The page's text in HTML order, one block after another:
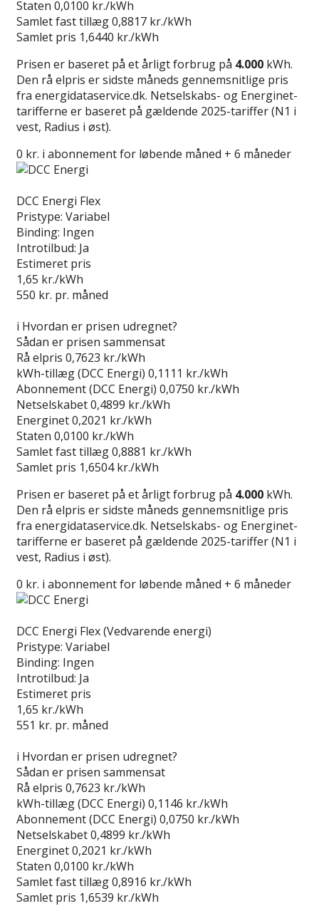
Staten 0,0100 kr./kWh
Samlet fast tillæg0,8817 kr./kWh
Samlet pris 1,6440 kr./kWh
Prisen er baseret på et årligt forbrug på 4.000 kWh.
Den rå elpris er sidste måneds gennemsnitlige pris
fra energidataservice.dk. Netselskabs- og Energinet-
tarifferne er baseret på gældende 2025-tariffer (N1 i
vest, Radius i øst).
0 kr. i abonnement for løbende måned + 6 måneder
DCC Energi Flex
Pristype: Variabel
Binding: Ingen
Introtilbud: Ja
Estimeret pris
1,65 kr./kWh
550 kr. pr. måned
i Hvordan er prisen udregnet?
Sådan er prisen sammensat
Rå elpris 0,7623 kr./kWh
kWh-tillæg (DCC Energi) 0,1111 kr./kWh
Abonnement (DCC Energi) 0,0750 kr./kWh
Netselskabet0,4899 kr./kWh
Energinet0,2021 kr./kWh
Staten 0,0100 kr./kWh
Samlet fast tillæg0,8881 kr./kWh
Samlet pris 1,6504 kr./kWh
Prisen er baseret på et årligt forbrug på 4.000 kWh.
Den rå elpris er sidste måneds gennemsnitlige pris
fra energidataservice.dk. Netselskabs- og Energinet-
tarifferne er baseret på gældende 2025-tariffer (N1 i
vest, Radius i øst).
0 kr. i abonnement for løbende måned + 6 måneder
DCC Energi Flex (Vedvarende energi)
Pristype: Variabel
Binding: Ingen
Introtilbud: Ja
Estimeret pris
1,65 kr./kWh
551 kr. pr. måned
i Hvordan er prisen udregnet?
Sådan er prisen sammensat
Rå elpris 0,7623 kr./kWh
kWh-tillæg (DCC Energi) 0,1146 kr./kWh
Abonnement (DCC Energi) 0,0750 kr./kWh
Netselskabet0,4899 kr./kWh
Energinet0,2021 kr./kWh
Staten 0,0100 kr./kWh
Samlet fast tillæg0,8916 kr./kWh
Samlet pris 1,6539 kr./kWh